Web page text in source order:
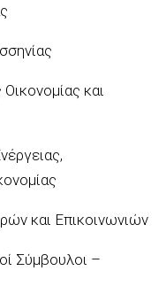
και
και Επικοινωνιών
Σύμβουλοι –